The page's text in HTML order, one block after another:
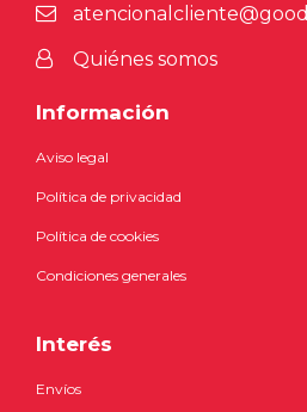
Quiénes somos
Información
Aviso legal
Política de privacidad
Política de cookies
Condiciones generales
Interés
Envíos